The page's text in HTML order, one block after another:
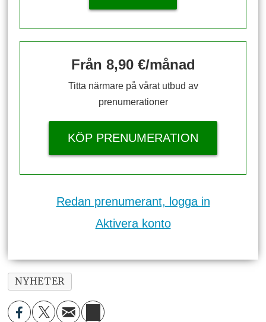
Från 8,90 €/månad
Titta närmare på vårat utbud av
prenumerationer
KÖP PRENUMERATION
Redan prenumerant, logga in
Aktivera konto
NYHETER